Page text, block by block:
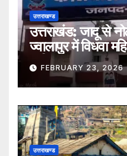
उत्तराखण्ड
उत्तराखंड: जादू से
ज्वालापुर में विधवा
ठगी, तीन नामजद
FEBRUARY 23, 2026
उत्तराखण्ड